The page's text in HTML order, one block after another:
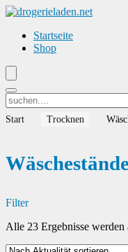
Startseite
Shop
Start Trocknen
Filter
Alle 23 Ergebnisse werden